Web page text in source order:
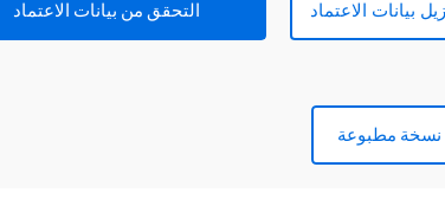
التحقق من بيانات الاعتماد
مطبوعة